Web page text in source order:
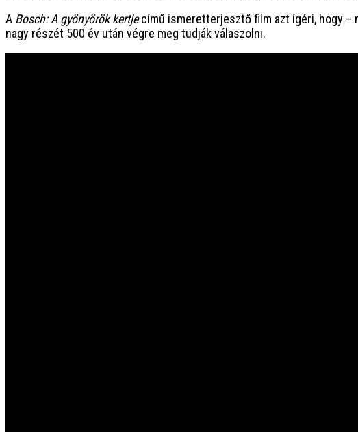
A Bosch: A gyönyörök kertjecímű ismeretterjesztő film azt ígéri, hogy –
nagy részét 500 év után végre meg tudják válaszolni.